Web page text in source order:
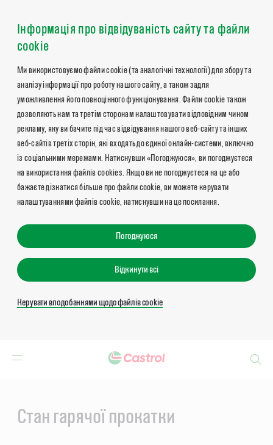
Інформація про відвідуваність сайту та файли
cookie
Ми використовуємо файли cookie (та аналогічні технології) для збору та
аналізу інформації про роботу нашого сайту, а також задля
уможливлення його повноцінного функціонування. Файли cookie також
дозволяють нам та третім сторонам налаштовувати відповідним чином
рекламу, яку ви бачите під час відвідування нашого веб-сайту та інших
веб-сайтів третіх сторін, які входять до єдиної онлайн-системи, включно
із соціальними мережами. Натиснувши «Погоджуюся», ви погоджуєтеся
на використання файлів cookies. Якщо ви не погоджуєтеся на це або
бажаєте дізнатися більше про файли cookie, ви можете керувати
налаштуваннями файлів cookie, натиснувши на це посилання.
Погоджуюся
Відкинути всі
Керувати вподобаннями щодо файлів cookie
Стан гарячої прокатки